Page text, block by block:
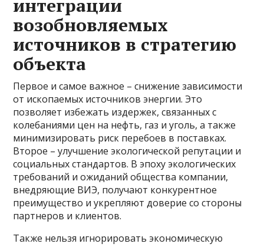
интеграции
возобновляемых
источников в стратегию
объекта
Первое и самое важное – снижение зависимости
от ископаемых источников энергии. Это
позволяет избежать издержек, связанных с
колебаниями цен на нефть, газ и уголь, а также
минимизировать риск перебоев в поставках.
Второе – улучшение экологической репутации и
социальных стандартов. В эпоху экологических
требований и ожиданий общества компании,
внедряющие ВИЭ, получают конкурентное
преимущество и укрепляют доверие со стороны
партнеров и клиентов.
Также нельзя игнорировать экономическую